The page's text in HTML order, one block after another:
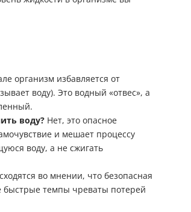
Заказ звонка
Телефон
Департамент
организм избавляется от
воду). Это водный «отвес», а
воду? Нет, это опасное
и мешает процессу
воду, а не сжигать
во мнении, что безопасная
быстрые темпы чреваты потерей
Код
Телефон
Выберите причину обращения